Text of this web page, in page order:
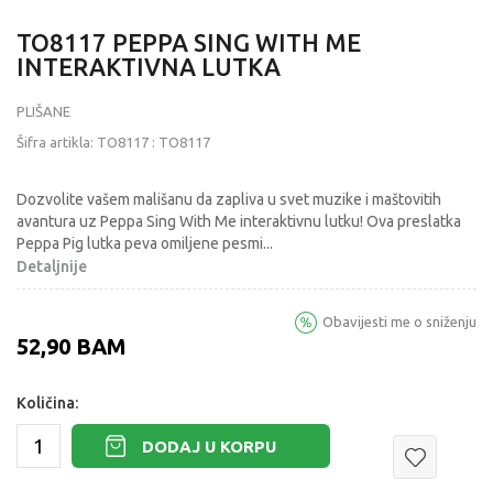
TO8117 PEPPA SING WITH ME
INTERAKTIVNA LUTKA
PLIŠANE
Šifra artikla: TO8117 : TO8117
Dozvolite vašem mališanu da zapliva u svet muzike i maštovitih
avantura uz Peppa Sing With Me interaktivnu lutku! Ova preslatka
Peppa Pig lutka peva omiljene pesmi...
Detaljnije
52,90 BAM
Obavijesti me o sniženju
Količina:
DODAJ U KORPU